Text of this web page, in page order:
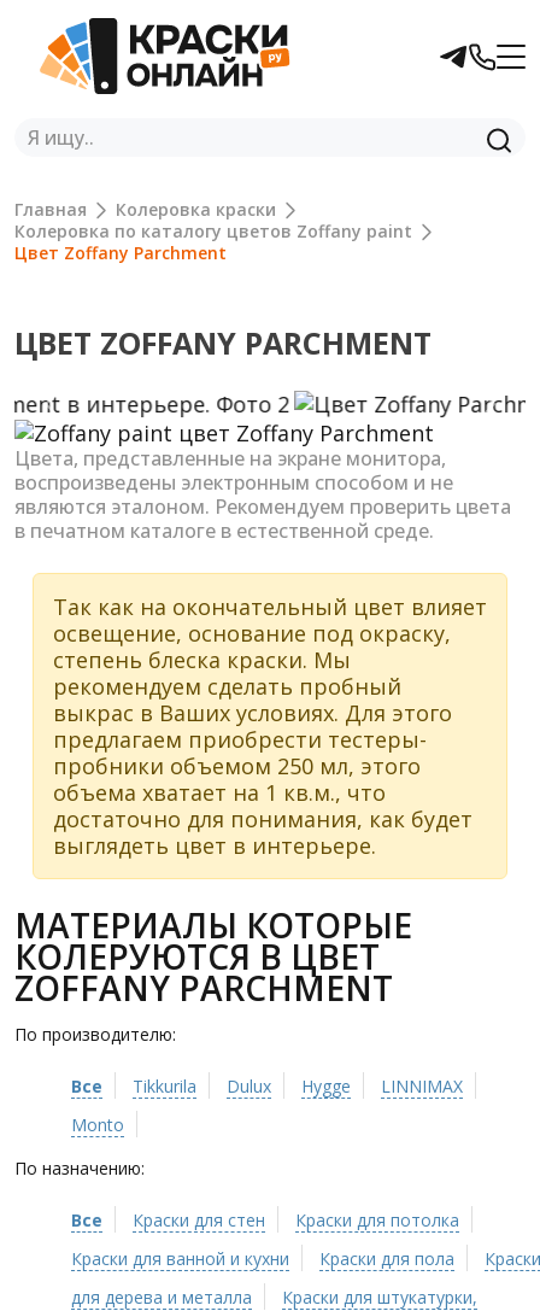
Главная
Колеровка краски
Колеровка по каталогу цветов Zoffany paint
Цвет Zoffany Parchment
ЦВЕТ ZOFFANY PARCHMENT
Previous Next
Цвета, представленные на экране монитора,
воспроизведены электронным способом и не
являются эталоном. Рекомендуем проверить цвета
в печатном каталоге в естественной среде.
Так как на окончательный цвет влияет
освещение, основание под окраску,
степень блеска краски. Мы
рекомендуем сделать пробный
выкрас в Ваших условиях. Для этого
предлагаем приобрести тестеры-
пробники объемом 250 мл, этого
объема хватает на 1 кв.м., что
достаточно для понимания, как будет
выглядеть цвет в интерьере.
МАТЕРИАЛЫ КОТОРЫЕ
КОЛЕРУЮТСЯ В ЦВЕТ
ZOFFANY PARCHMENT
По производителю:
Все Tikkurila Dulux Hygge
LINNIMAX
Monto
По назначению:
Все Краски для стен
Краски для потолка
Краски для ванной и кухни
Краски для пола
Краски
для дерева и металла
Краски для штукатурки,